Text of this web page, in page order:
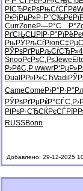
РЇСЂРєРѕРњСѓСЃРё
Р•РјРµР»Р·Р°С‰Рё
CurrZone Р—Р°С…Р°
РґСЊСЏРІ Р·Р°РїРё
РњРЎРљСѓPion
РЎРѕРґРµРљСѓСЂР»
SnooРєРѕС‚РѕJewe
Р›РёС‚Р wwwr
Dual РР»Р»СЋVadi
CameCome Р›Р°Р·Р°
РЎРѕРґРµРќР°СЃС‚
РІРѕР·СЂСЌРєСЃРї
RUSSBonn
Добавлено: 29-12-2025